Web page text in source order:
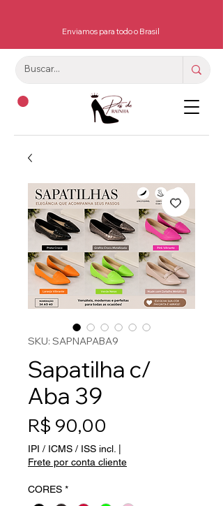
Enviamos para todo o Brasil
SKU: SAPNAPABA9
Sapatilha c/
Aba 39
R$ 90,00
IPI / ICMS / ISS incl.
Frete por conta cliente
CORES *